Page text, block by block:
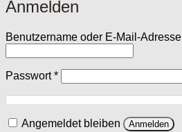
Anmelden
Benutzername oder E-Mail-Adresse
Passwort*Erforderlich
Angemeldet bleiben Anmelden